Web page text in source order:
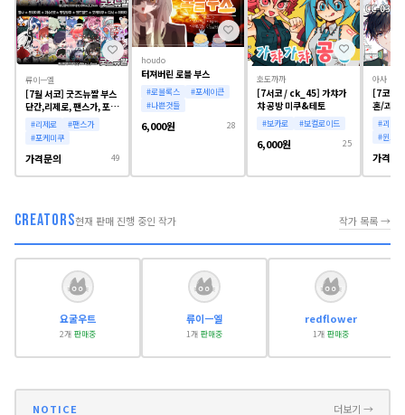
류이ㅡ엘
[7월 서코] 굿즈뉴짤 부스
단간,리제로, 팬스가, 포케
미쿠, 니디걸, 할나,가쿠마
스,봇치더락, 명일방주, 단
간론파, 마마마, 보컬로이
드, 체인소맨,디서커
#리제로
#팬스가
#포케미쿠
가격문의 49
houdo
터져버린 로블 부스
#로블록스
#포세이큰
#나쁜것들
6,000원 28
호도까까
[7서코 / ck_45] 가챠가
챠 공방 미쿠&테토
#보카로 #보컬로이드
6,000원 25
아사
[7코믹
혼/괴담
레이브
#괴담
#윈브레
가격문
CREATORS현재 판매 진행 중인 작가 작가 목록 →
요굴우트
2개 판매중
류이ㅡ엘
1개 판매중
redflower
1개 판매중
NOTICE 더보기 →